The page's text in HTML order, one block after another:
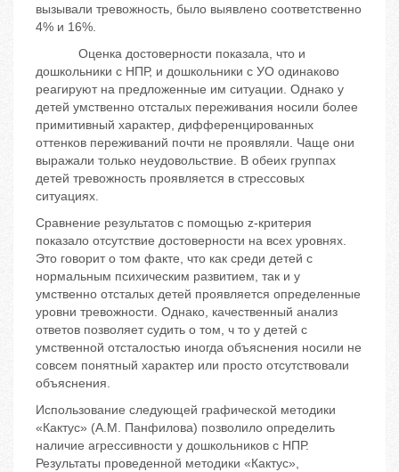
вызывали тревожность, было выявлено соответственно
4% и 16%.
Оценка достоверности показала, что и
дошкольники с НПР, и дошкольники с УО одинаково
реагируют на предложенные им ситуации. Однако у
детей умственно отсталых переживания носили более
примитивный характер, дифференцированных
оттенков переживаний почти не проявляли. Чаще они
выражали только неудовольствие. В обеих группах
детей тревожность проявляется в стрессовых
ситуациях.
Сравнение результатов с помощью z-критерия
показало отсутствие достоверности на всех уровнях.
Это говорит о том факте, что как среди детей с
нормальным психическим развитием, так и у
умственно отсталых детей проявляется определенные
уровни тревожности. Однако, качественный анализ
ответов позволяет судить о том, ч то у детей с
умственной отсталостью иногда объяснения носили не
совсем понятный характер или просто отсутствовали
объяснения.
Использование следующей графической методики
«Кактус» (А.М. Панфилова) позволило определить
наличие агрессивности у дошкольников с НПР.
Результаты проведенной методики «Кактус»,